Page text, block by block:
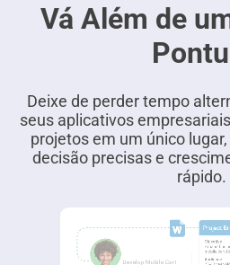
Vá Além de
Deixe de perder tempo
seus aplicativos
projetos em um único
decisão precisas e
rápido.